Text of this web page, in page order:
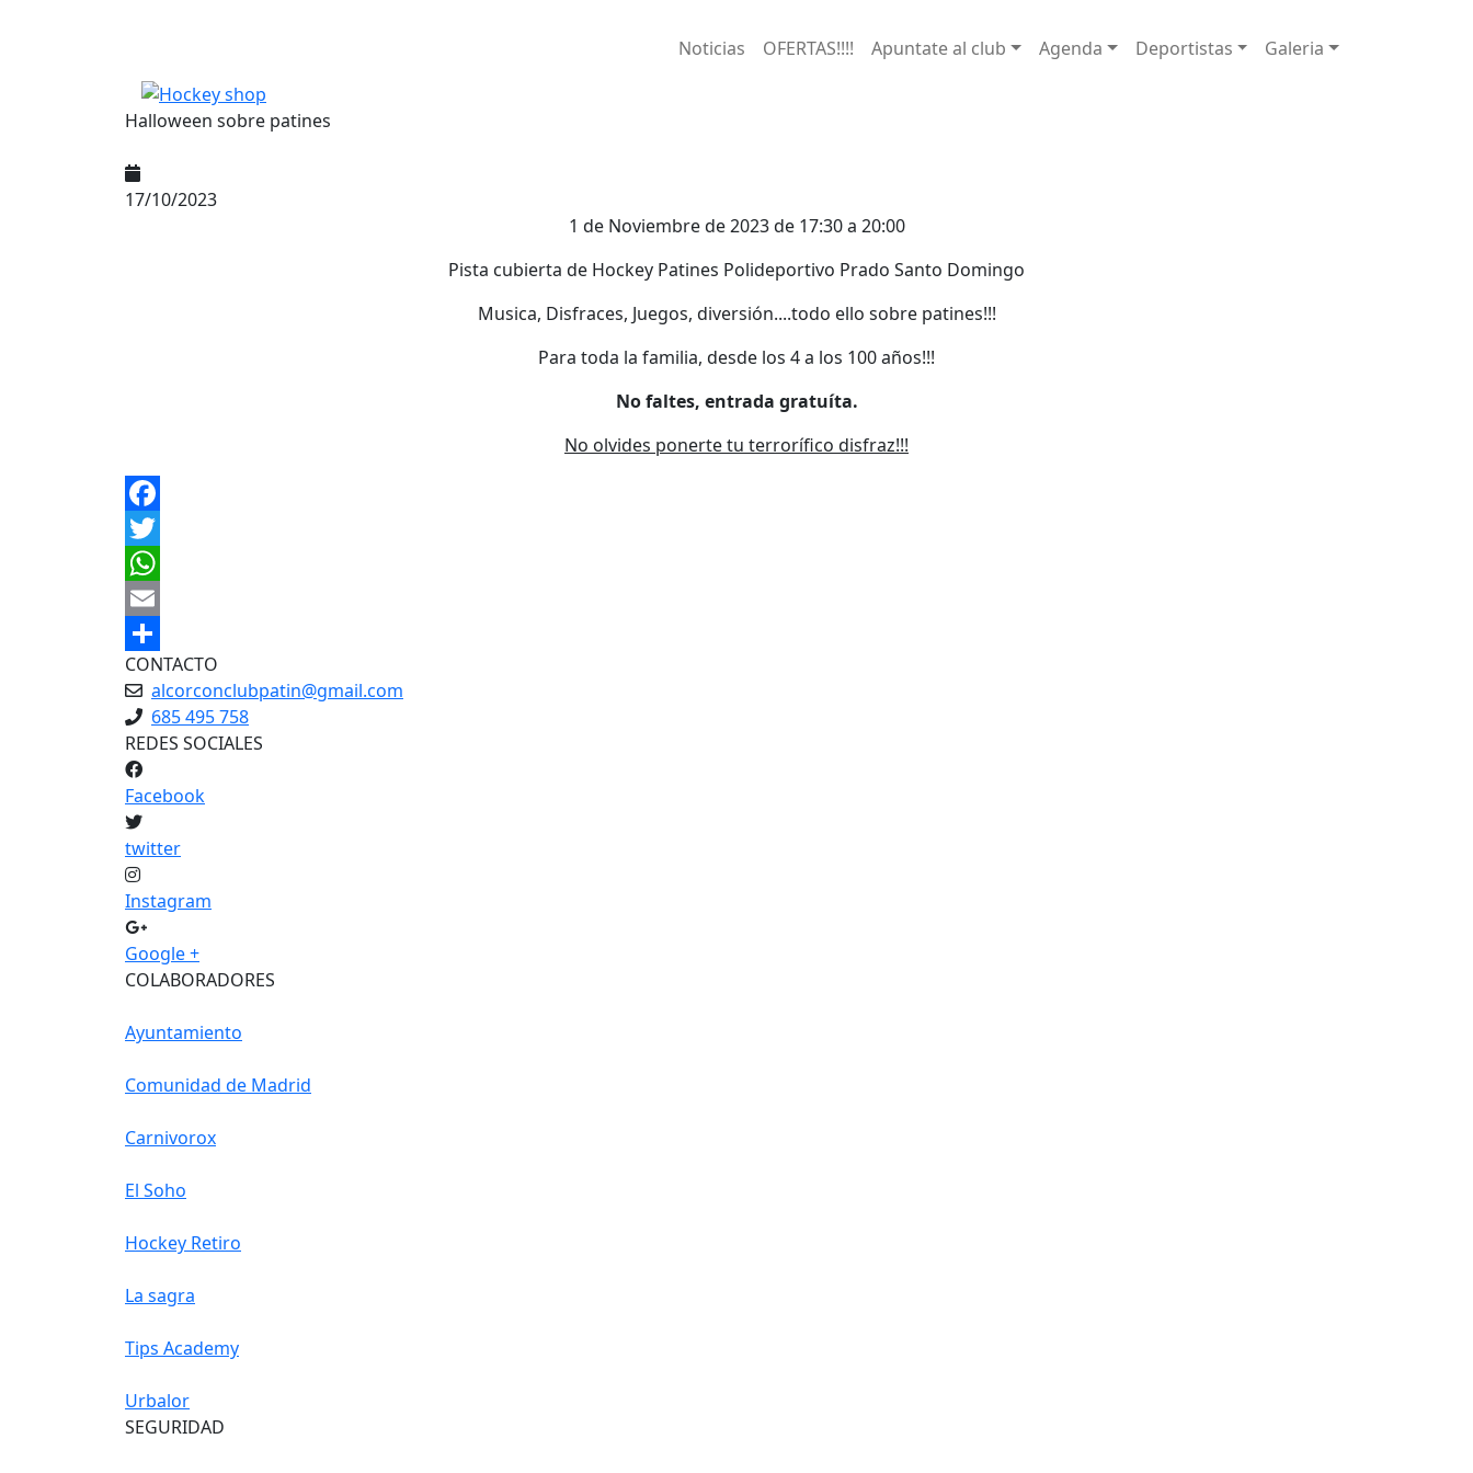
Navegación principal
Noticias OFERTAS!!!! Apuntate al club Agenda Deportistas Galeria
Halloween sobre patines
17/10/2023
1 de Noviembre de 2023 de 17:30 a 20:00
Pista cubierta de Hockey Patines Polideportivo Prado Santo Domingo
Musica, Disfraces, Juegos, diversión....todo ello sobre patines!!!
Para toda la familia, desde los 4 a los 100 años!!!
No faltes, entrada gratuíta.
No olvides ponerte tu terrorífico disfraz!!!
Facebook
Twitter
WhatsApp
Email
Share
CONTACTO
alcorconclubpatin@gmail.com
685 495 758
REDES SOCIALES
Facebook
twitter
Instagram
Google +
COLABORADORES
Ayuntamiento
Comunidad de Madrid
Carnivorox
El Soho
Hockey Retiro
La sagra
Tips Academy
Urbalor
SEGURIDAD